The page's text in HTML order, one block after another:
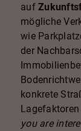
auf
mögliche
wie
der
konkrete
you are